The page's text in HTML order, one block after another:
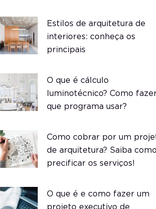
Estilos de arquitetura de
interiores: conheça os
principais
O que é cálculo
luminotécnico? Como
que programa usar?
Como cobrar por um
de arquitetura? Saiba como
precificar os serviços!
O que é e como fazer um
projeto executivo de